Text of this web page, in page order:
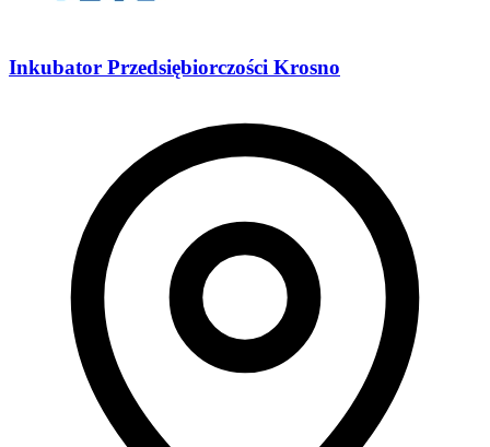
Inkubator Przedsiębiorczości Krosno